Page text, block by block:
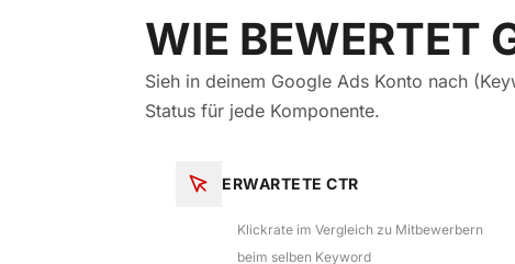
WIE BEWERTET
Sieh in deinem Google Ads Konto nach
Status für jede Komponente.
ERWARTETE CTR
Klickrate im Vergleich zu Mitbewerbern
beim selben Keyword